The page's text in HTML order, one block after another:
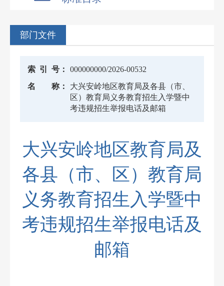
部门文件
索 引 号：
000000000/2026-00532
名
称：
大兴安岭地区教育局及各县（市、
区）教育局义务教育招生入学暨中
考违规招生举报电话及邮箱
大兴安岭地区教育局及
各县（市、区）教育局
义务教育招生入学暨中
考违规招生举报电话及
邮箱